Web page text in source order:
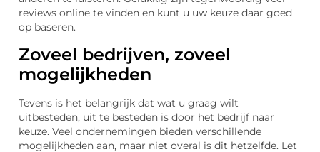
reviews online te vinden en kunt u uw keuze daar goed
op baseren.
Zoveel bedrijven, zoveel
mogelijkheden
Tevens is het belangrijk dat wat u graag wilt
uitbesteden, uit te besteden is door het bedrijf naar
keuze. Veel ondernemingen bieden verschillende
mogelijkheden aan, maar niet overal is dit hetzelfde. Let